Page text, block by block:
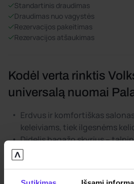
Standartinis draudimas
Draudimas nuo vagystės
Rezervacijos pakeitimas
Rezervacijos atšaukimas
Kodėl verta rinktis
universalą nuomai
Erdvus ir komfortiškas
keleiviams, tiek ilgesnėms
Didelis bagažo skyrius –
atostogoms: lagaminus,
dviratį.